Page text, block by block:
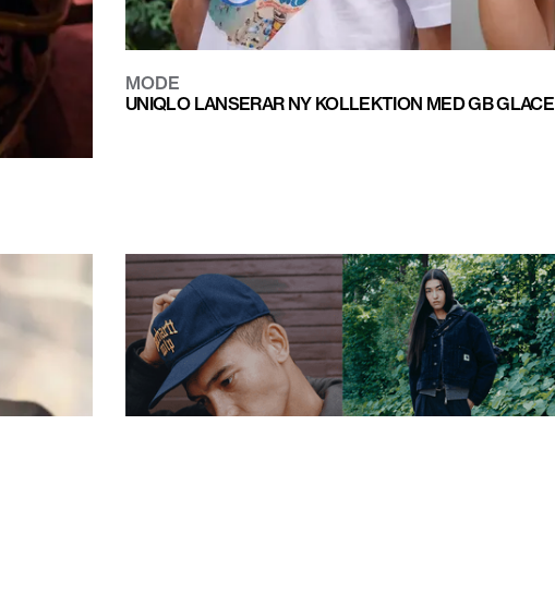
MODE
UNIQLO LANSERAR NY KOLLEKTION MED GB GLACE